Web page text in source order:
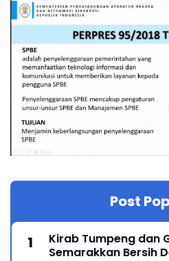
Post
Kirab Tumpeng dan
Semarakkan Bersih